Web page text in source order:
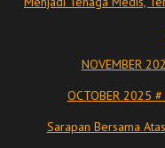
NOVEMBER
OCTOBER 2025 #
Sarapan Bersama